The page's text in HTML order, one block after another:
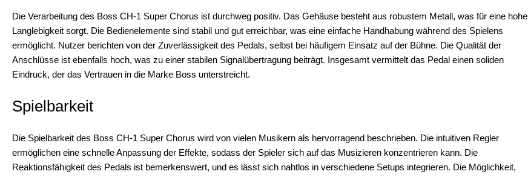
Die Verarbeitung des Boss CH-1 Super Chorus ist durchweg positiv. Das Gehäuse besteht aus robustem Metall, was für eine hohe
Langlebigkeit sorgt. Die Bedienelemente sind stabil und gut erreichbar, was eine einfache Handhabung während des Spielens
ermöglicht. Nutzer berichten von der Zuverlässigkeit des Pedals, selbst bei häufigem Einsatz auf der Bühne. Die Qualität der
Anschlüsse ist ebenfalls hoch, was zu einer stabilen Signalübertragung beiträgt. Insgesamt vermittelt das Pedal einen soliden
Eindruck, der das Vertrauen in die Marke Boss unterstreicht.
Spielbarkeit
Die Spielbarkeit des Boss CH-1 Super Chorus wird von vielen Musikern als hervorragend beschrieben. Die intuitiven Regler
ermöglichen eine schnelle Anpassung der Effekte, sodass der Spieler sich auf das Musizieren konzentrieren kann. Die
Reaktionsfähigkeit des Pedals ist bemerkenswert, und es lässt sich nahtlos in verschiedene Setups integrieren. Die Möglichkeit,